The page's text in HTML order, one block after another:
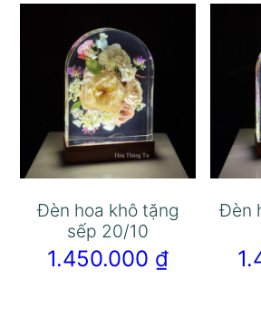
Đèn hoa khô tặng
sếp 20/10
1.450.000 ₫
Đèn